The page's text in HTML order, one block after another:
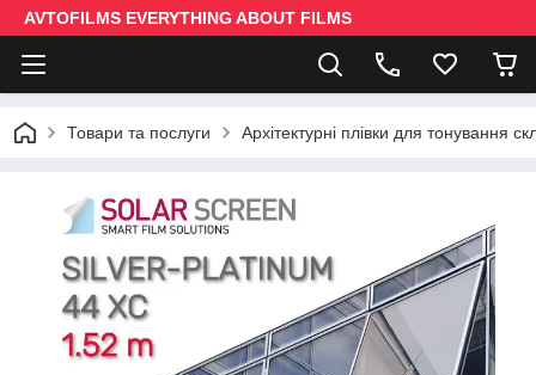
AVTOFILMS EVERYTHING ABOUT FILMS
Товари та послуги Архітектурні плівки для тонування